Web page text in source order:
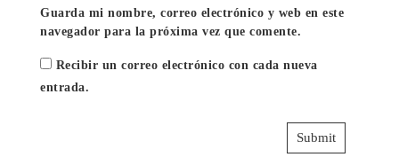
Guarda mi nombre, correo electrónico y web en este
navegador para la próxima vez que comente.
Recibir un correo electrónico con cada nueva
entrada.